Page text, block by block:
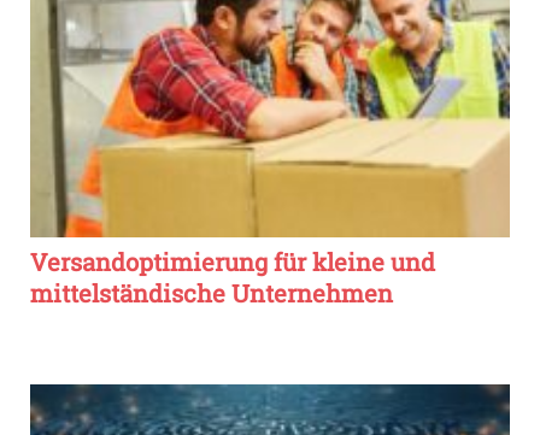
Versandoptimierung für kleine und
mittelständische Unternehmen